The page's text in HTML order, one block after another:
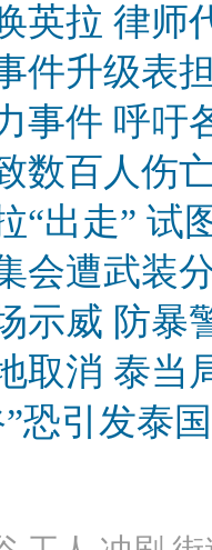
英拉 律师
件升级表
事件 呼吁
数百人伤
“出走” 试
会遭武装
示威 防暴
取消 泰当
恐引发泰